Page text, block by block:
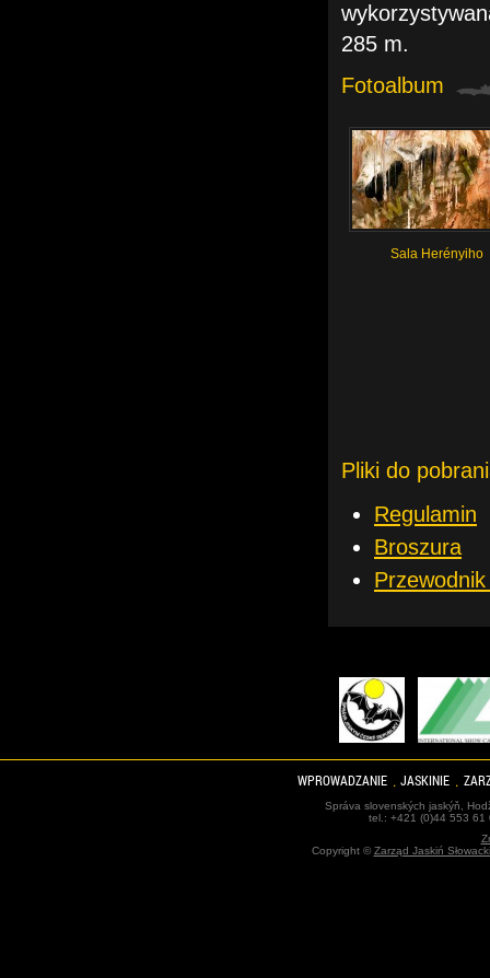
285 m.
Fotoalbum
Sala Herényiho
Pliki do
Regulamin
Broszura
WPROWADZANIE JASKINIE
Správa slovenských jaskýň,
tel.: +421 (0)44 553
Copyright ©Zarząd Jaskiń